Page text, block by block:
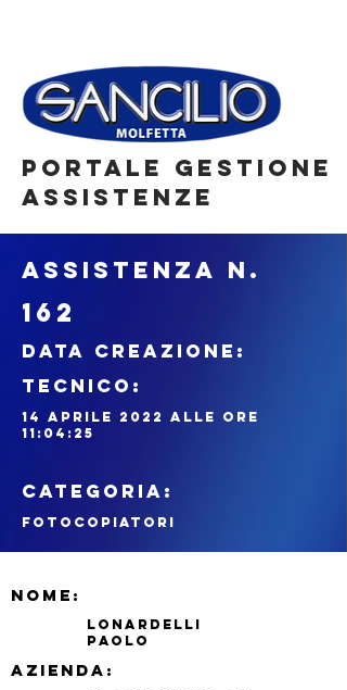
NOME:
azienda:
LONARDELLI
PAOLO
162
ASSISTENZA N.
DATA CREAZIONE:
tecnico:
14 aprile 2022 alle ore
11:04:25
CATEGORIA:
fotocopiatori
portale gestione
assistenze